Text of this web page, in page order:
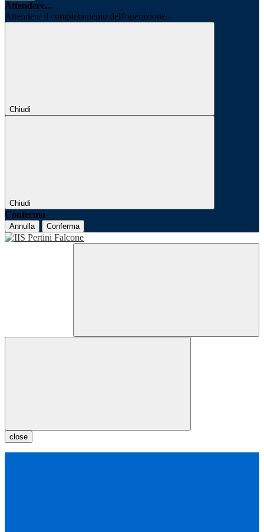
Attendere...
Attendere il completamento dell'operazione...
Chiudi
Chiudi
Conferma
Annulla Conferma
close